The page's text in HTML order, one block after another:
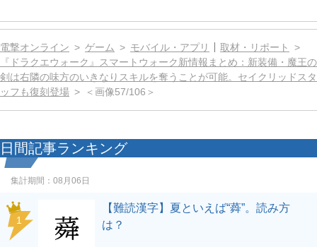
電撃オンライン ゲーム モバイル・アプリ
取材・リポート
『ドラクエウォーク』スマートウォーク新情報まとめ：新装備・魔王の
剣は右隣の味方のいきなりスキルを奪うことが可能。セイクリッドスタ
ッフも復刻登場
＜画像57/106＞
日間記事ランキング
集計期間： 08月06日
1
【難読漢字】夏といえば“蕣”。読み方
は？